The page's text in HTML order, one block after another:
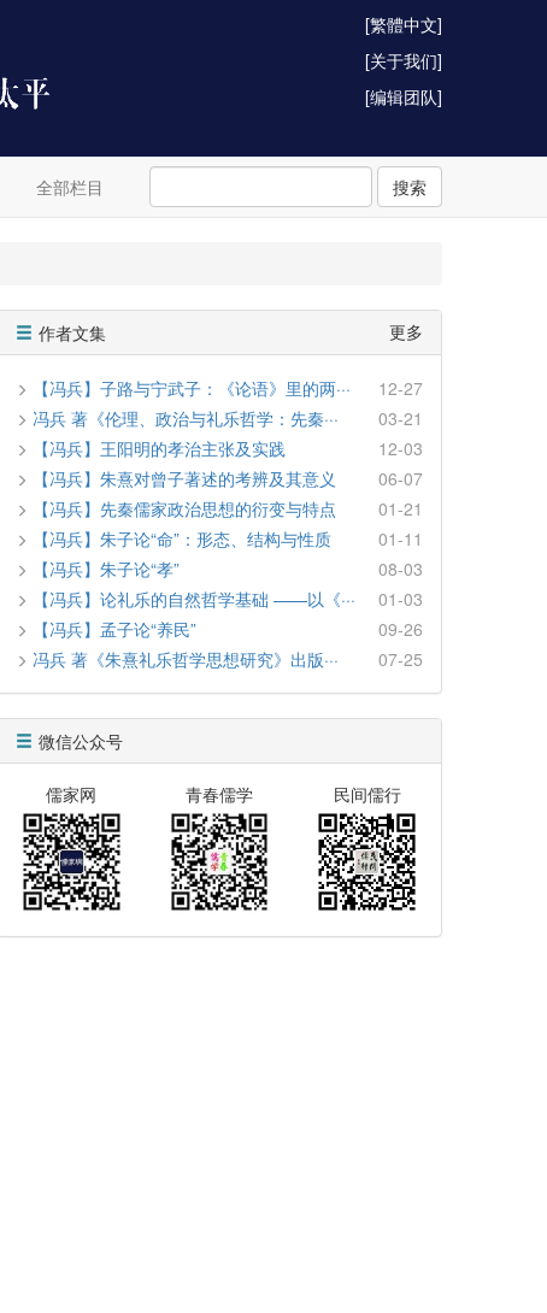
[繁體中文]
[关于我们]
[编辑团队]
全部栏目 搜索
作者文集 更多
【冯兵】子路与宁武子：《论语》里的两···
12-27
冯兵 著《伦理、政治与礼乐哲学：先秦···
03-21
【冯兵】王阳明的孝治主张及实践
12-03
【冯兵】朱熹对曾子著述的考辨及其意义
06-07
【冯兵】先秦儒家政治思想的衍变与特点
01-21
【冯兵】朱子论“命”：形态、结构与性质
01-11
【冯兵】朱子论“孝”
08-03
【冯兵】论礼乐的自然哲学基础 ——以《···
01-03
【冯兵】孟子论“养民”
09-26
冯兵 著《朱熹礼乐哲学思想研究》出版···
07-25
微信公众号
儒家网 青春儒学 民间儒行